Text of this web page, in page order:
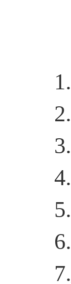
1.
2.
3.
4.
5.
6.
7.